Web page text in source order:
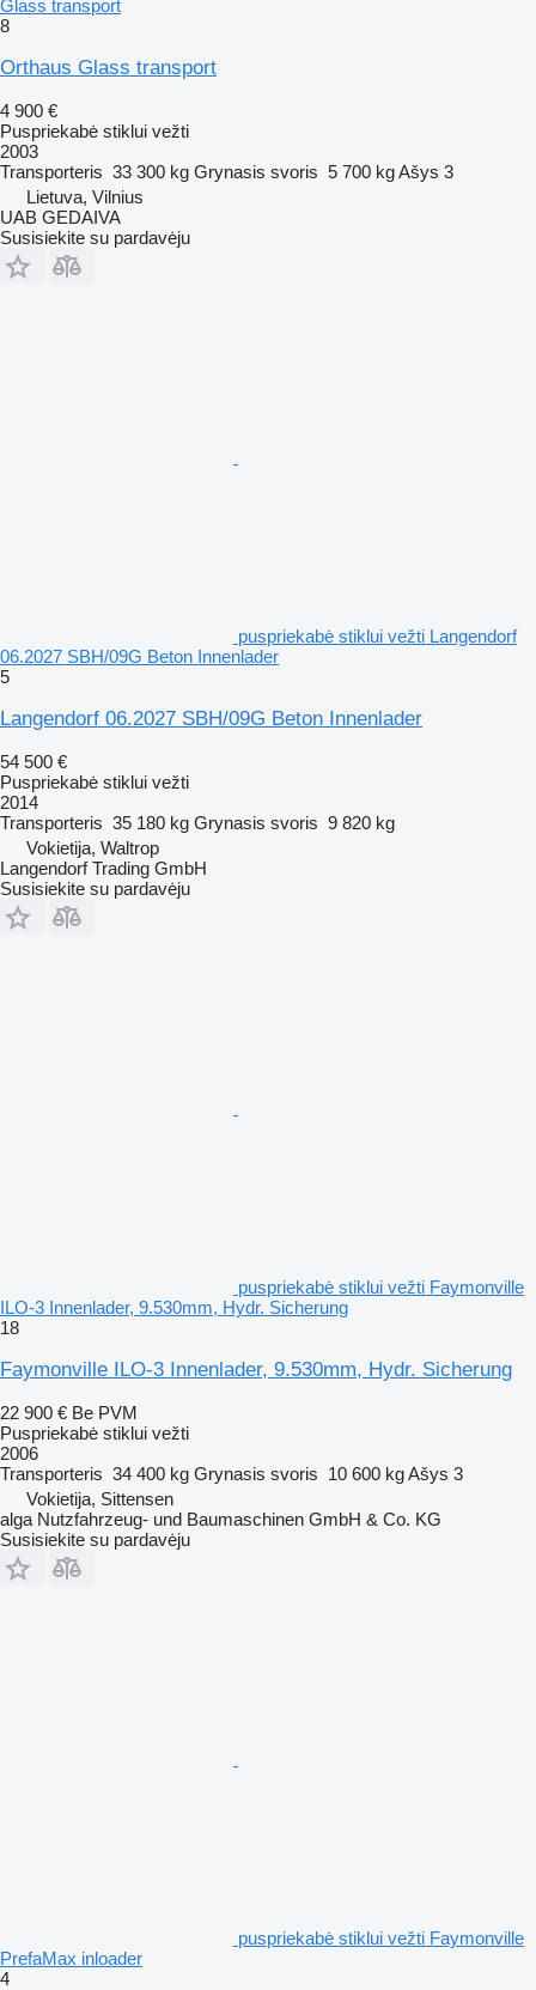
Glass transport
8
Orthaus Glass transport
4 900 €
Puspriekabė stiklui vežti
2003
Transporteris 33 300 kg Grynasis svoris 5 700 kgAšys 3
Lietuva, Vilnius
UAB GEDAIVA
Susisiekite su pardavėju
puspriekabė stiklui vežti Langendorf
06.2027 SBH/09G Beton Innenlader
5
Langendorf 06.2027 SBH/09G Beton Innenlader
54 500 €
Puspriekabė stiklui vežti
2014
Transporteris 35 180 kg Grynasis svoris 9 820 kg
Vokietija, Waltrop
Langendorf Trading GmbH
Susisiekite su pardavėju
puspriekabė stiklui vežti Faymonville
ILO-3 Innenlader, 9.530mm, Hydr. Sicherung
18
Faymonville ILO-3 Innenlader, 9.530mm, Hydr. Sicherung
22 900 € Be PVM
Puspriekabė stiklui vežti
2006
Transporteris 34 400 kg Grynasis svoris 10 600 kgAšys 3
Vokietija, Sittensen
alga Nutzfahrzeug- und Baumaschinen GmbH & Co. KG
Susisiekite su pardavėju
puspriekabė stiklui vežti Faymonville
PrefaMax inloader
4